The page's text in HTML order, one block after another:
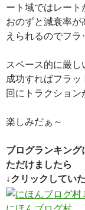
ート域ではレート
おのずと減衰率
えられるのでフ
スペース的に厳
成功すればフラ
回にトラクショ
楽しみだぁ～
ブログランキン
ただけましたら
↓クリックしてい